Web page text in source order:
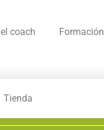
coach Formación
Tienda